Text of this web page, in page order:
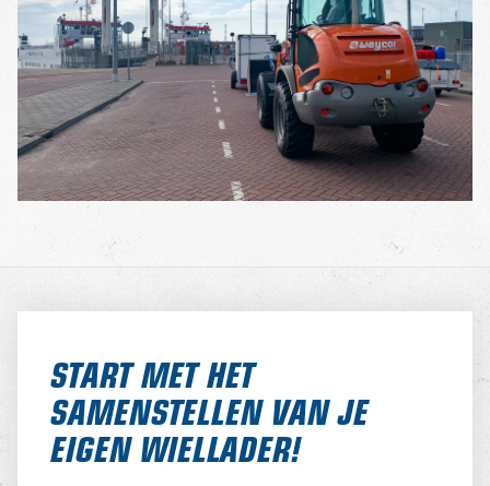
START MET HET
SAMENSTELLEN VAN JE
EIGEN WIELLADER!